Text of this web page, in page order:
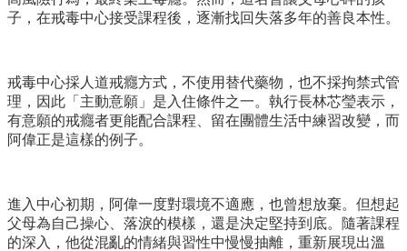
子，在戒毒中心接受課程後，逐漸找回失落多年的善良本性。
戒毒中心採人道戒癮方式，不使用替代藥物，也不採拘禁式管
理，因此「主動意願」是入住條件之一。執行長林芯瑩表示，
有意願的戒癮者更能配合課程、留在團體生活中練習改變，而
阿偉正是這樣的例子。
進入中心初期，阿偉一度對環境不適應，也曾想放棄。但想起
父母為自己操心、落淚的模樣，還是決定堅持到底。隨著課程
的深入，他從混亂的情緒與習性中慢慢抽離，重新展現出溫